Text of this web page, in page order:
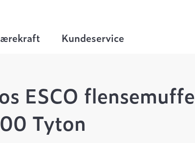
Kundeservice
ESCO flensemuffe
Tyton